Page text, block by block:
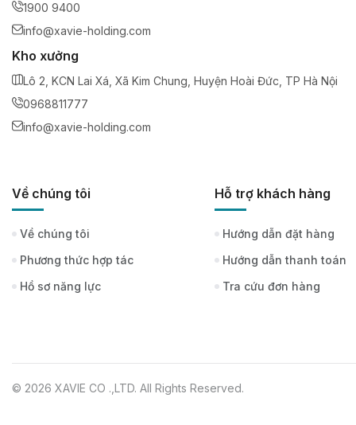
1900 9400
info@xavie-holding.com
Kho xưởng
Lô 2, KCN Lai Xá, Xã Kim Chung, Huyện Hoài Đức, TP Hà Nội
0968811777
info@xavie-holding.com
Về chúng tôi
Về chúng tôi
Phương thức hợp tác
Hồ sơ năng lực
Hỗ trợ khách hàng
Hướng dẫn đặt hàng
Hướng dẫn thanh toán
Tra cứu đơn hàng
© 2026 XAVIE CO .,LTD. All Rights Reserved.